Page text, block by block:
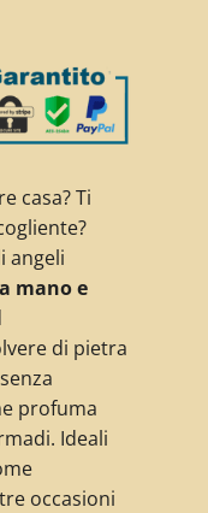
casa? Ti
angeli
mano e
di pietra
profuma
Ideali
occasioni